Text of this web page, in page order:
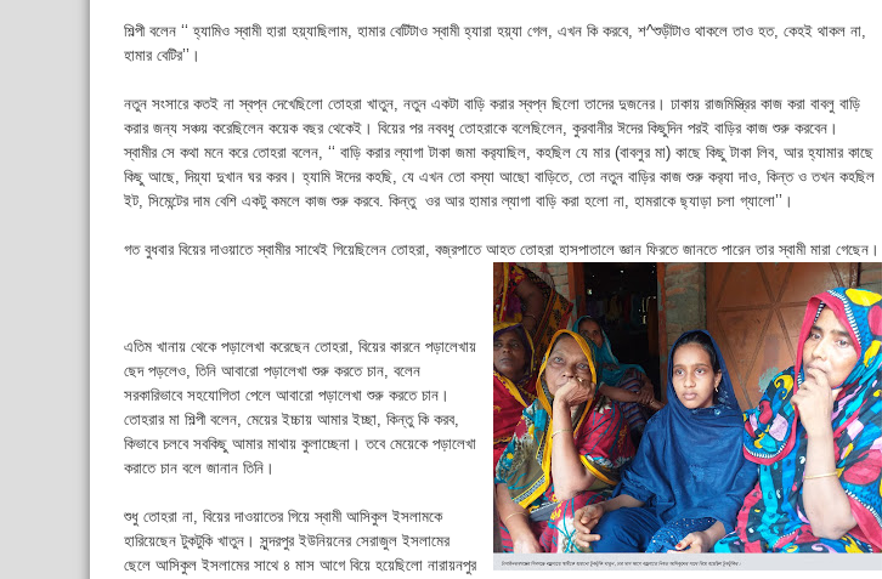
শিল্পী বলেন ‘‘ হ্যামিও স্বামী হারা হয়্যাছিলাম, হামার বেটিটাও স্বামী হ্যারা হয়্যা গেল, এখন কি করবে, শ^শুড়ীটাও থাকলে তাও হত, কেহই থাকল না,
হামার বেটির’’।
নতুন সংসারে কতই না স্বপ্ন দেখেছিলো তোহরা খাতুন, নতুন একটা বাড়ি করার স্বপ্ন ছিলো তাদের দুজনের। ঢাকায় রাজমিস্ত্রির কাজ করা বাবলু বাড়ি
করার জন্য সঞ্চয় করেছিলেন কয়েক বছর থেকেই। বিয়ের পর নববধু তোহরাকে বলেছিলেন, কুরবানীর ঈদের কিছুদিন পরই বাড়ির কাজ শুরু করবেন।
স্বামীর সে কথা মনে করে তোহরা বলেন, ‘‘ বাড়ি করার ল্যাগা টাকা জমা কর‌্যাছিল, কহছিল যে মার (বাবলুর মা) কাছে কিছু টাকা লিব, আর হ্যামার কাছে
কিছু আছে, দিয়্যা দুখান ঘর করব। হ্যামি ঈদের কহছি, যে এখন তো বস্যা আছো বাড়িতে, তো নতুন বাড়ির কাজ শুরু কর‌্যা দাও, কিন্ত ও তখন কহছিল
ইট, সিমেন্টের দাম বেশি একটু কমলে কাজ শুরু করবে. কিন্তু ওর আর হামার ল্যাগা বাড়ি করা হলো না, হামরাকে ছ্যাড়া চলা গ্যালো’’।
গত বুধবার বিয়ের দাওয়াতে স্বামীর সাথেই গিয়েছিলেন তোহরা, বজ্রপাতে আহত তোহরা হাসপাতালে জ্ঞান ফিরতে জানতে পারেন তার স্বামী মারা গেছেন।
এতিম খানায় থেকে পড়ালেখা করেছেন তোহরা, বিয়ের কারনে পড়ালেখায়
ছেদ পড়লেও, তিনি আবারো পড়ালেখা শুরু করতে চান, বলেন
সরকারিভাবে সহযোগিতা পেলে আবারো পড়ালেখা শুরু করতে চান।
তোহরার মা শিল্পী বলেন, মেয়ের ইচ্চায় আমার ইচ্ছা, কিন্তু কি করব,
কিভাবে চলবে সবকিছু আমার মাথায় কুলাচ্ছেনা। তবে মেয়েকে পড়ালেখা
করাতে চান বলে জানান তিনি।
শুধু তোহরা না, বিয়ের দাওয়াতের গিয়ে স্বামী আসিকুল ইসলামকে
হারিয়েছেন টুকটুকি খাতুন। সুন্দরপুর ইউনিয়নের সেরাজুল ইসলামের
ছেলে আসিকুল ইসলামের সাথে ৪ মাস আগে বিয়ে হয়েছিলো নারায়নপুর